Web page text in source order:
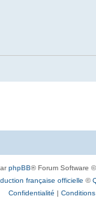
phpBB® Forum Software
française officielle ©
Confidentialité | Conditions